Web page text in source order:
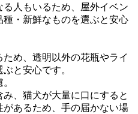
人もいるため、屋外イベン
種・新鮮なものを選ぶと安心
め、透明以外の花瓶やライ
と安心です。
、猫犬が大量に口にすると
があるため、手の届かない場